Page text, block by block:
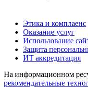
Этика и комплаенс
Оказание услуг
Использование
Защита
ИТ аккредитация
На информационном
рекомендательные